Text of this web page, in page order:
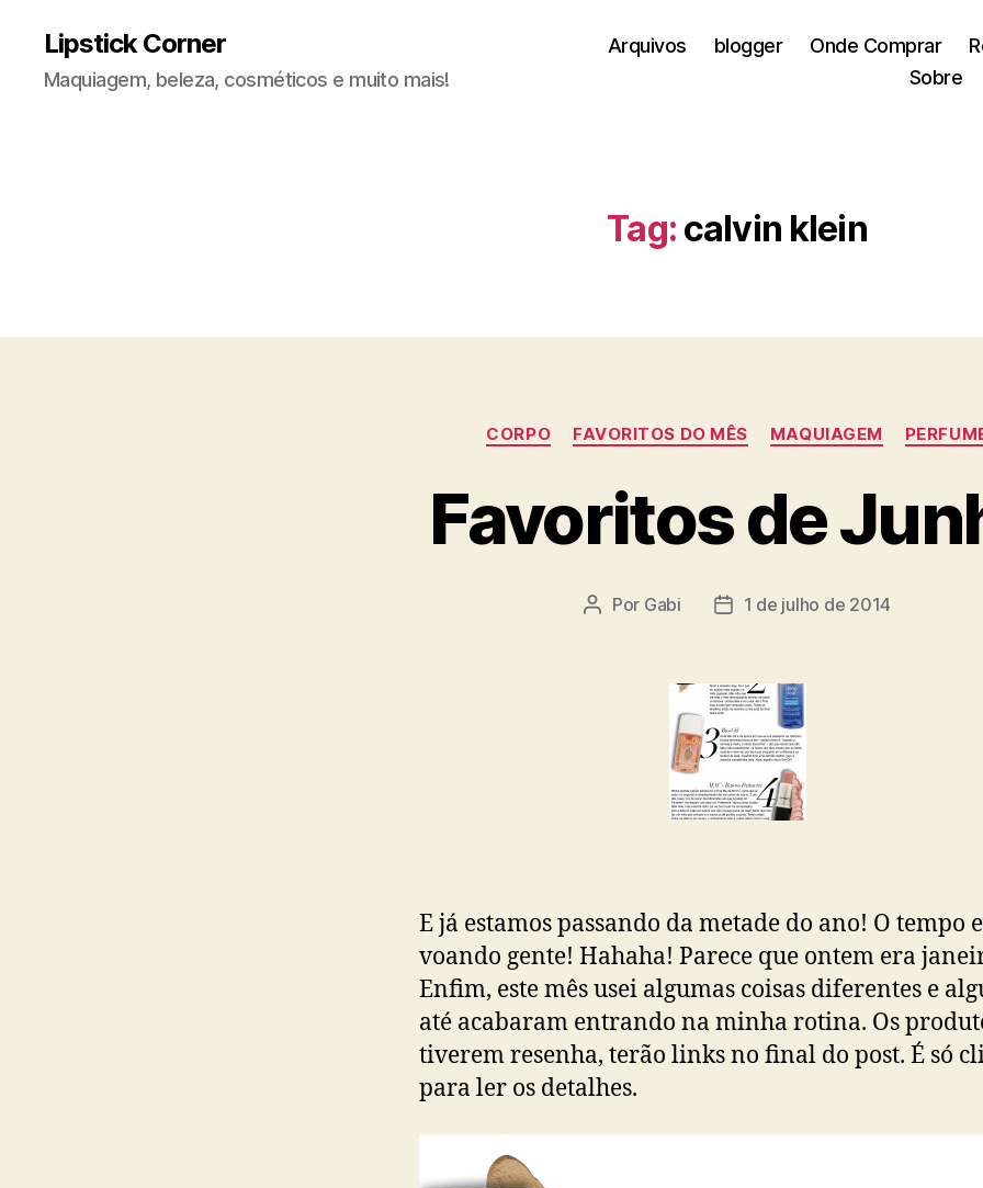
Lipstick Corner
Maquiagem, beleza, cosméticos e muito mais!
Arquivos blogger Onde Comprar
Sobre
Tag: calvin klein
Categorias
CORPO FAVORITOS DO MÊS MAQUIAGEM
Favoritos de
Autor
Por Gabi
Data1 de julho de 2014
E já estamos passando da metade do ano! O tempo
voando gente! Hahaha! Parece que ontem era
Enfim, este mês usei algumas coisas diferentes e
até acabaram entrando na minha rotina. Os
tiverem resenha, terão links no final do post. É só
para ler os detalhes.